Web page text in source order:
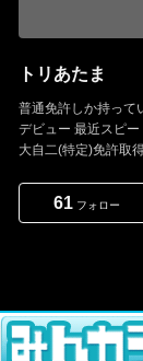
トリあたま
普通免許しか持って
デビュー 最近スピ
大自二(特定)免許取
61 フォロー